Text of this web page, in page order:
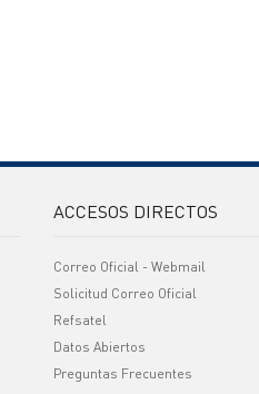
ACCESOS DIRECTOS
Correo Oficial - Webmail
Solicitud Correo Oficial
Refsatel
Datos Abiertos
Preguntas Frecuentes